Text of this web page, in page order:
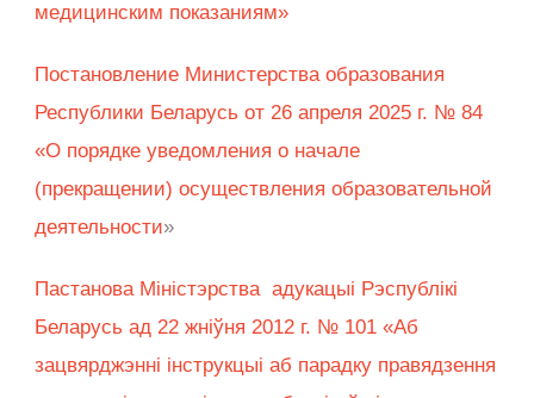
медицинским показаниям»
Постановление Министерства образования
Республики Беларусь от 26 апреля 2025 г. № 84
«О порядке уведомления о начале
(прекращении) осуществления образовательной
деятельности»
Пастанова Мiнiстэрства адукацыi Рэспублiкi
Беларусь ад 22 жнiўня 2012 г. № 101 «Аб
зацвярджэннi iнструкцыi аб парадку правядзення